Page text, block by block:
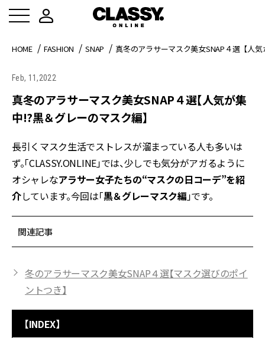
HOME FASHION SNAP 真冬のアラサーマスク美女SNAP４選【人
Feb, 11,2022
真冬のアラサーマスク美女SNAP４選【人気が集
中!?黒＆グレーのマスク編】
長引くマスク生活でストレスが溜まっている人も多いは
ず。「CLASSY.ONLINE」では、少しでも気分がアガるように
オシャレなアラサー女子たちの“マスクの日コーデ”を紹
介しています。今回は「黒＆グレーマスク編」です。
関連記事
冬のアラサーマスク美女SNAP４選【マスク選びのポイ
ントつき】
【INDEX】